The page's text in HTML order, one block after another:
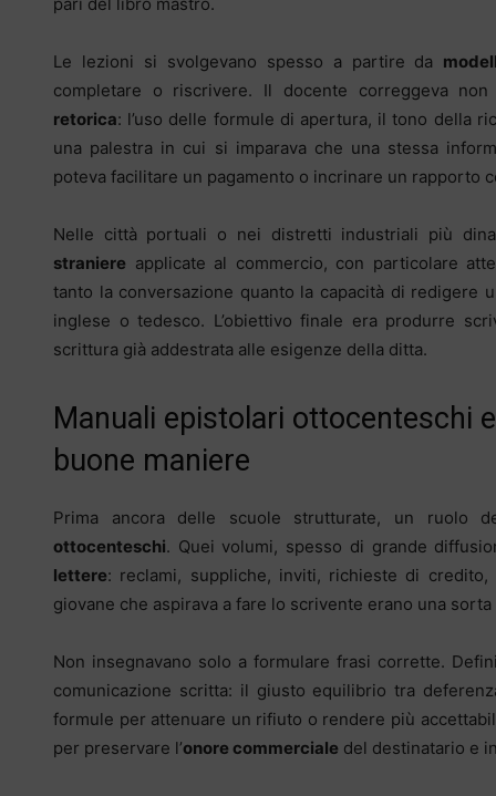
Le lezioni si svolgevano spesso a partire da
completare o riscrivere. Il docente correggeva non
retorica: l’uso delle formule di apertura, il tono della
una palestra in cui si imparava che una stessa
poteva facilitare un pagamento o incrinare un rapporto
Nelle città portuali o nei distretti industriali più
straniere applicate al commercio, con particolare
tanto la conversazione quanto la capacità di redigere
inglese o tedesco. L’obiettivo finale era produrre
scrittura già addestrata alle esigenze della ditta.
Manuali epistolari ottocenteschi
buone maniere
Prima ancora delle scuole strutturate, un ruolo
ottocenteschi. Quei volumi, spesso di grande
lettere: reclami, suppliche, inviti, richieste di
giovane che aspirava a fare lo scrivente erano una
Non insegnavano solo a formulare frasi corrette.
comunicazione scritta: il giusto equilibrio tra
formule per attenuare un rifiuto o rendere più
per preservare l’onore commerciale del destinatario e